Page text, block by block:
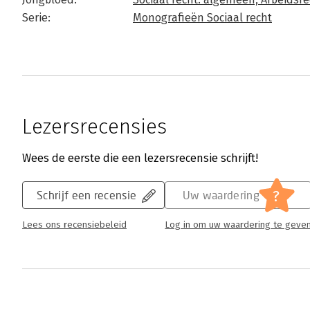
Serie:
Monografieën Sociaal recht
Lezersrecensies
Wees de eerste die een lezersrecensie schrijft!
Schrijf een recensie
Lees ons recensiebeleid
Uw waardering ?
Log in om uw waardering te